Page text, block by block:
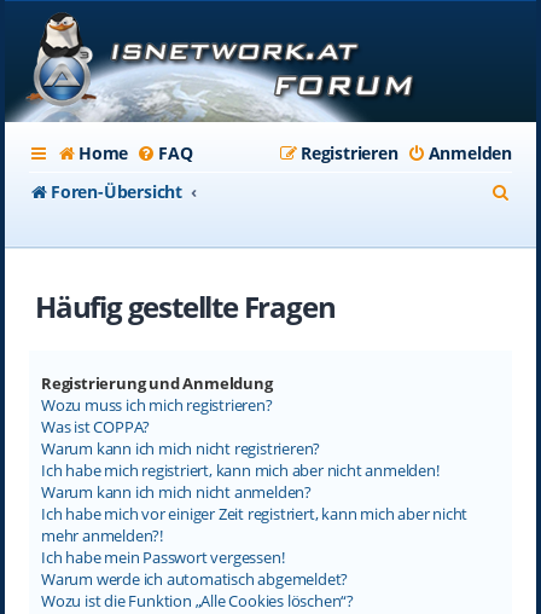
Home FAQ Anmelden
Registrieren
Foren-Übersicht
Häufig gestellte Fragen
Registrierung und Anmeldung
Wozu muss ich mich registrieren?
Was ist COPPA?
Warum kann ich mich nicht registrieren?
Ich habe mich registriert, kann mich aber nicht anmelden!
Warum kann ich mich nicht anmelden?
Ich habe mich vor einiger Zeit registriert, kann mich aber nicht
mehr anmelden?!
Ich habe mein Passwort vergessen!
Warum werde ich automatisch abgemeldet?
Wozu ist die Funktion „Alle Cookies löschen“?